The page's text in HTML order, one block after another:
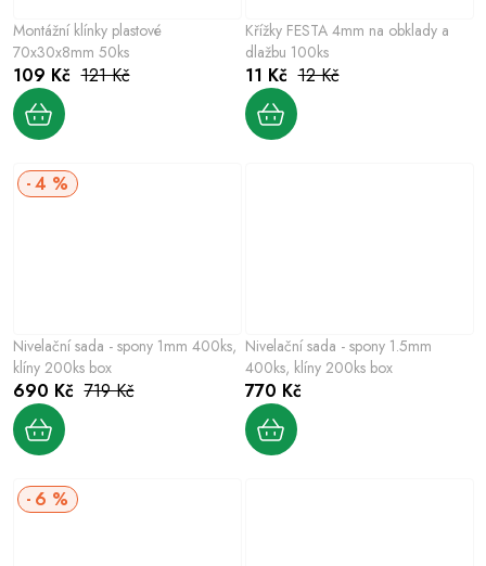
Montážní klínky plastové
70x30x8mm 50ks
109 Kč 121 Kč
Křížky FESTA 4mm na obklady a
dlažbu 100ks
11 Kč 12 Kč
Nivelační sada - spony 1mm 400ks,
klíny 200ks box
4 %
690 Kč 719 Kč
Nivelační sada - spony 1.5mm
400ks, klíny 200ks box
770 Kč
6 %